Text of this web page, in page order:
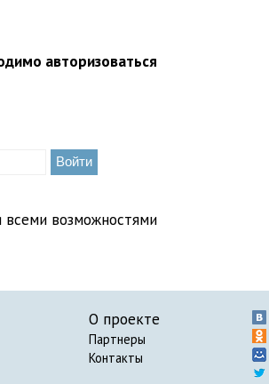
авторизоваться
всеми возможностями
О проекте
Партнеры
Контакты